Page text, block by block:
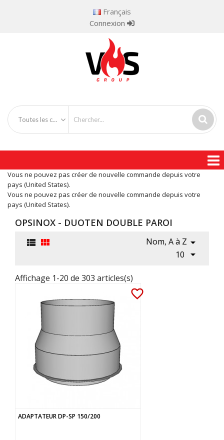
Français
Connexion
Toutes les catégories
Vous ne pouvez pas créer de nouvelle commande depuis votre
pays (United States).
Vous ne pouvez pas créer de nouvelle commande depuis votre
pays (United States).
OPSINOX - DUOTEN DOUBLE PAROI
  Nom, A à Z 
10 
Affichage 1-20 de 303 articles(s)
favorite_border
ADAPTATEUR DP-SP 150/200